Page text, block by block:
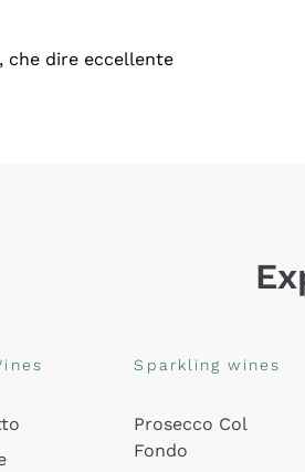
che dire eccellente
Sparkling wines
Prosecco Col
Fondo